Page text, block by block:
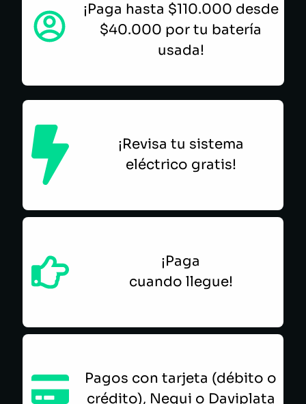
¡Paga hasta $110.000 desde
$40.000 por tu batería
usada!
¡Revisa tu sistema
eléctrico gratis!
¡Paga
cuando llegue!
Pagos con tarjeta (débito o
crédito), Nequi o Daviplata